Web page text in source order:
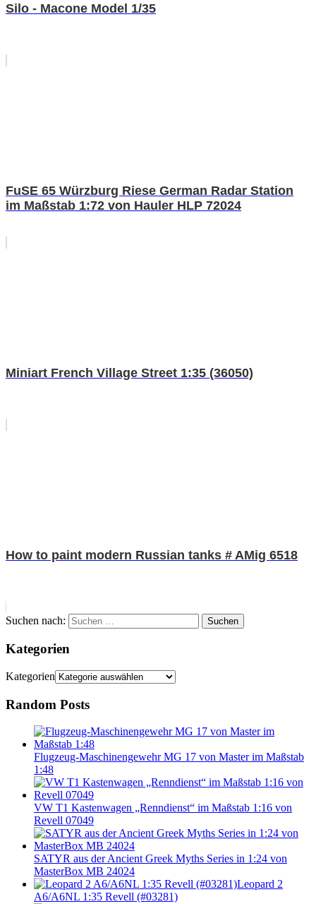
Silo - Macone Model 1/35
FuSE 65 Würzburg Riese German Radar Station
im Maßstab 1:72 von Hauler HLP 72024
Miniart French Village Street 1:35 (36050)
How to paint modern Russian tanks # AMig 6518
Suchen nach: Suchen
Kategorien
Kategorien
Random Posts
Flugzeug-Maschinengewehr MG 17 von Master im Maßstab
1:48
VW T1 Kastenwagen „Renndienst“ im Maßstab 1:16 von
Revell 07049
SATYR aus der Ancient Greek Myths Series in 1:24 von
MasterBox MB 24024
Leopard 2
A6/A6NL 1:35 Revell (#03281)